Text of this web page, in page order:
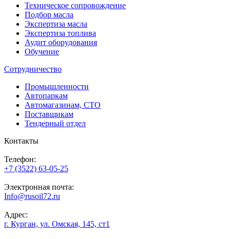
Техническое сопровождение
Подбор масла
Экспертиза масла
Экспертиза топлива
Аудит оборудования
Обучение
Сотрудничество
Промышленности
Автопаркам
Автомагазинам, СТО
Поставщикам
Тендерный отдел
Контакты
Телефон:
+7 (3522) 63-05-25
Электронная почта:
Info@rusoil72.ru
Адрес:
г. Курган, ул. Омская, 145, ст1